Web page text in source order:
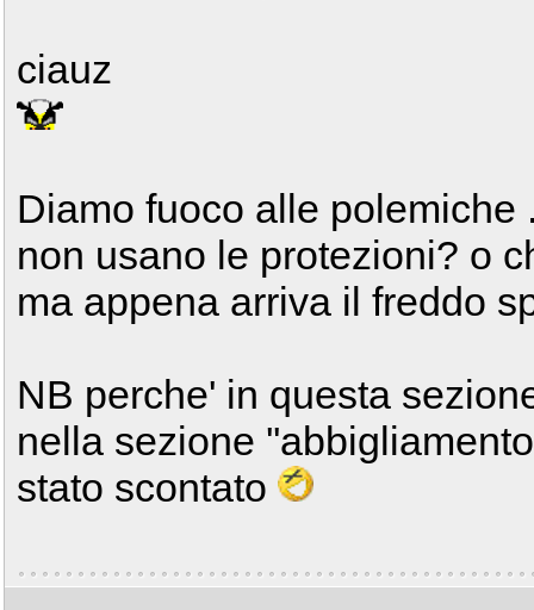
ciauz
Diamo fuoco alle
non usano le protezioni? o
ma appena arriva il freddo
NB perche' in questa
nella sezione
stato scontato